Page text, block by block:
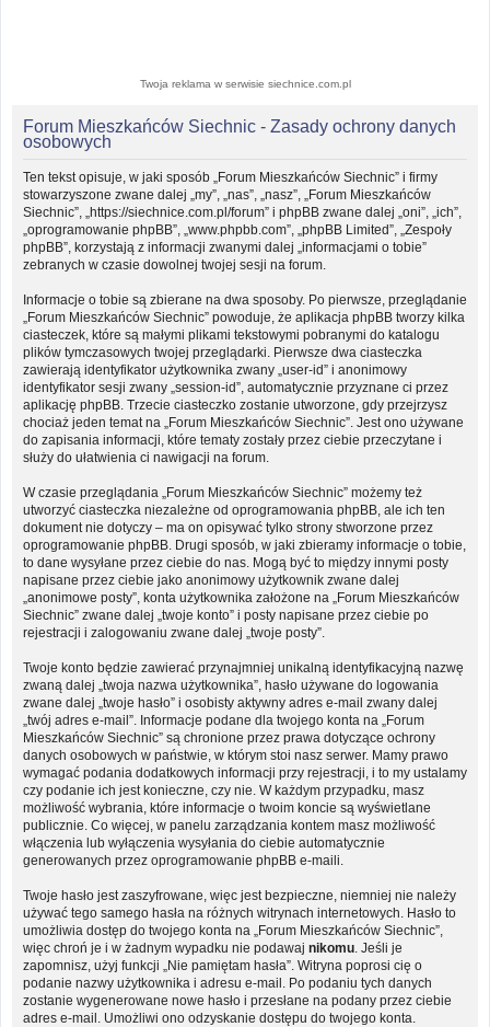
Twoja reklama w serwisie siechnice.com.pl
Forum Mieszkańców Siechnic - Zasady ochrony danych
osobowych
Ten tekst opisuje, w jaki sposób „Forum Mieszkańców Siechnic” i firmy
stowarzyszone zwane dalej „my”, „nas”, „nasz”, „Forum Mieszkańców
Siechnic”, „https://siechnice.com.pl/forum” i phpBB zwane dalej „oni”, „ich”,
„oprogramowanie phpBB”, „www.phpbb.com”, „phpBB Limited”, „Zespoły
phpBB”, korzystają z informacji zwanymi dalej „informacjami o tobie”
zebranych w czasie dowolnej twojej sesji na forum.
Informacje o tobie są zbierane na dwa sposoby. Po pierwsze, przeglądanie
„Forum Mieszkańców Siechnic” powoduje, że aplikacja phpBB tworzy kilka
ciasteczek, które są małymi plikami tekstowymi pobranymi do katalogu
plików tymczasowych twojej przeglądarki. Pierwsze dwa ciasteczka
zawierają identyfikator użytkownika zwany „user-id” i anonimowy
identyfikator sesji zwany „session-id”, automatycznie przyznane ci przez
aplikację phpBB. Trzecie ciasteczko zostanie utworzone, gdy przejrzysz
chociaż jeden temat na „Forum Mieszkańców Siechnic”. Jest ono używane
do zapisania informacji, które tematy zostały przez ciebie przeczytane i
służy do ułatwienia ci nawigacji na forum.
W czasie przeglądania „Forum Mieszkańców Siechnic” możemy też
utworzyć ciasteczka niezależne od oprogramowania phpBB, ale ich ten
dokument nie dotyczy – ma on opisywać tylko strony stworzone przez
oprogramowanie phpBB. Drugi sposób, w jaki zbieramy informacje o tobie,
to dane wysyłane przez ciebie do nas. Mogą być to między innymi posty
napisane przez ciebie jako anonimowy użytkownik zwane dalej
„anonimowe posty”, konta użytkownika założone na „Forum Mieszkańców
Siechnic” zwane dalej „twoje konto” i posty napisane przez ciebie po
rejestracji i zalogowaniu zwane dalej „twoje posty”.
Twoje konto będzie zawierać przynajmniej unikalną identyfikacyjną nazwę
zwaną dalej „twoja nazwa użytkownika”, hasło używane do logowania
zwane dalej „twoje hasło” i osobisty aktywny adres e-mail zwany dalej
„twój adres e-mail”. Informacje podane dla twojego konta na „Forum
Mieszkańców Siechnic” są chronione przez prawa dotyczące ochrony
danych osobowych w państwie, w którym stoi nasz serwer. Mamy prawo
wymagać podania dodatkowych informacji przy rejestracji, i to my ustalamy
czy podanie ich jest konieczne, czy nie. W każdym przypadku, masz
możliwość wybrania, które informacje o twoim koncie są wyświetlane
publicznie. Co więcej, w panelu zarządzania kontem masz możliwość
włączenia lub wyłączenia wysyłania do ciebie automatycznie
generowanych przez oprogramowanie phpBB e-maili.
Twoje hasło jest zaszyfrowane, więc jest bezpieczne, niemniej nie należy
używać tego samego hasła na różnych witrynach internetowych. Hasło to
umożliwia dostęp do twojego konta na „Forum Mieszkańców Siechnic”,
więc chroń je i w żadnym wypadku nie podawaj nikomu . Jeśli je
zapomnisz, użyj funkcji „Nie pamiętam hasła”. Witryna poprosi cię o
podanie nazwy użytkownika i adresu e-mail. Po podaniu tych danych
zostanie wygenerowane nowe hasło i przesłane na podany przez ciebie
adres e-mail. Umożliwi ono odzyskanie dostępu do twojego konta.